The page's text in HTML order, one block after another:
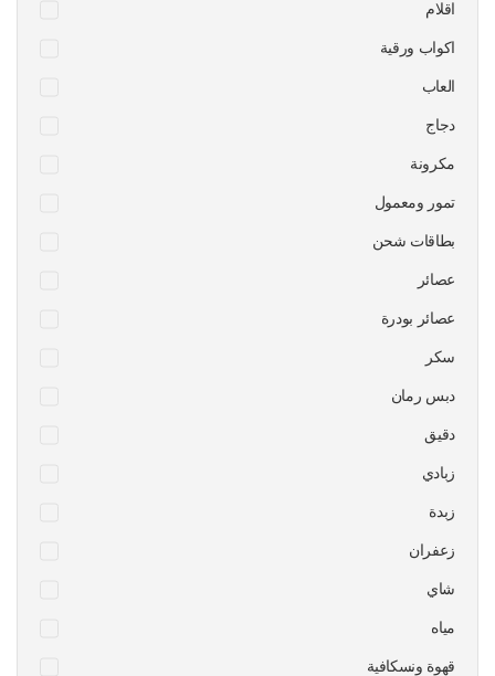
اقلام
اكواب ورقية
العاب
دجاج
مكرونة
تمور ومعمول
بطاقات شحن
عصائر
عصائر بودرة
سكر
دبس رمان
دقيق
زبادي
زبدة
زعفران
شاي
مياه
قهوة ونسكافية